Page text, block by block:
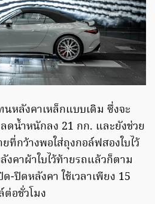
หลังคาเหล็กแบบเดิม ซึ่งจะ
ดน้ำหนักลง 21 กก. และยังช่วย
กว้างพอใส่ถุงกอล์ฟสองใบไว้
งคาผ้าใบไว้ท้ายรถแล้วก็ตาม
ด-ปิดหลังคา ใช้เวลาเพียง 15
ต่อชั่วโมง